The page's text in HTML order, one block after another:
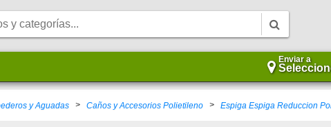
Enviar a
y Aguadas > Caños y Accesorios Polietileno > Espiga Espiga Reduccion